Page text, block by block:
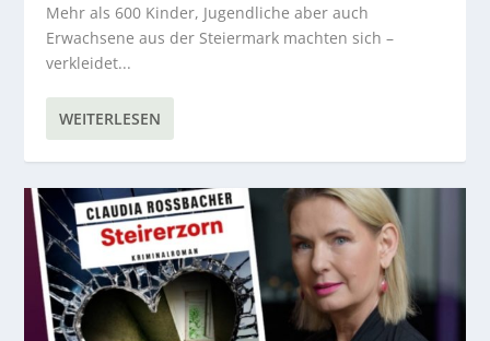
Mehr als 600 Kinder, Jugendliche aber auch
Erwachsene aus der Steiermark machten sich –
verkleidet...
WEITERLESEN